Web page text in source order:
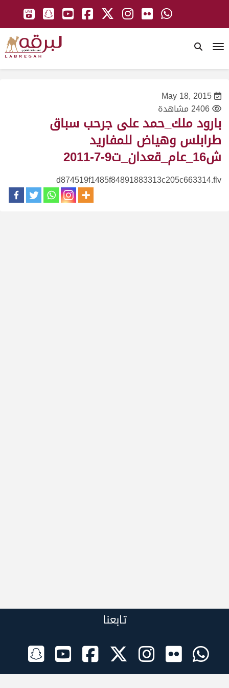
May 18, 2015
2406 مشاهدة
بارود ملك_حمد على جرحب سباق
طرابلس وهياض للمفاريد
ش16_عام_قعدان_ت9-7-2011
d874519f1485f84891883313c205c663314.flv
تابعنا